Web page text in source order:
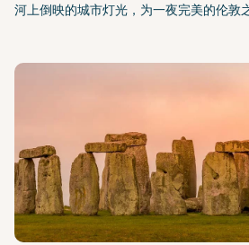
河上倒映的城市灯光，为一夜完美的伦敦